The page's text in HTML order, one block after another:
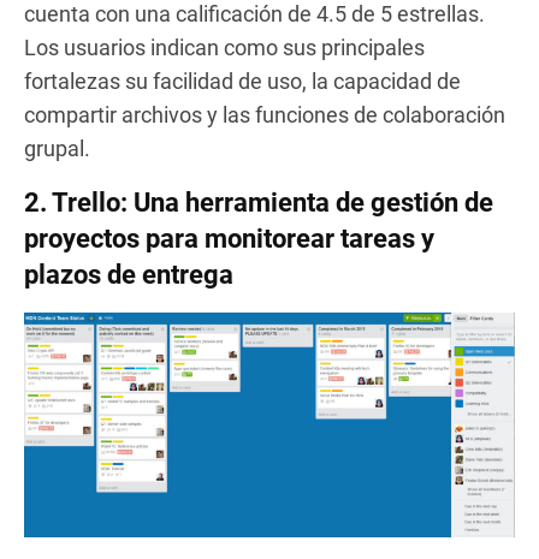
cuenta con una calificación de 4.5 de 5 estrellas.
Los usuarios indican como sus principales
fortalezas su facilidad de uso, la capacidad de
compartir archivos y las funciones de colaboración
grupal.
2. Trello: Una herramienta de gestión de
proyectos para monitorear tareas y
plazos de entrega